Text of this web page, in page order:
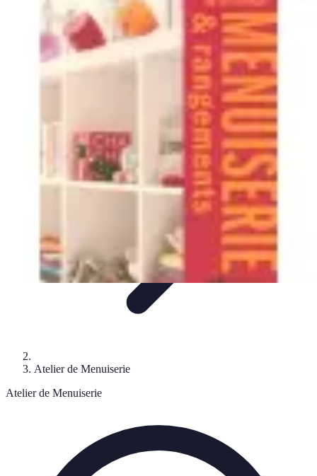
Menuisier Rapide
Astuces et Techniques
Outils et
ÉquipementsMatériaux Techniques Projets DIY
Menuisier Rapide
Atelier de Menuiserie
Atelier de Menuiserie